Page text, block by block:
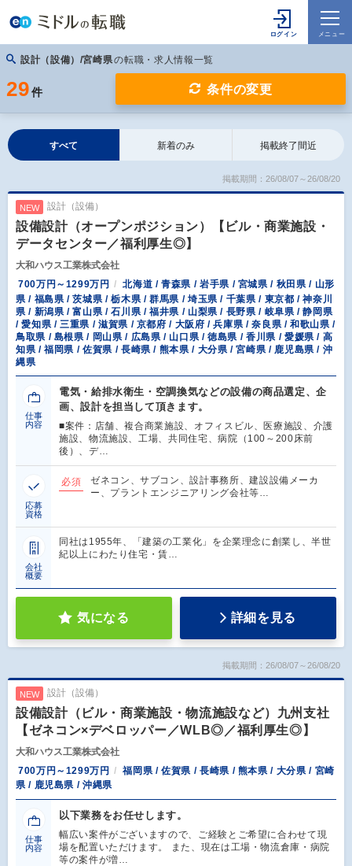
設計（設備）/宮崎県の転職・求人情報一覧
29 件 条件の変更
すべて 新着のみ 掲載終了間近
掲載期間：26/08/07～26/08/20
NEW 設計（設備）
設備設計（オープンポジション）【ビル・商業施設・
データセンター／福利厚生◎】
大和ハウス工業株式会社
700万円～1299万円
北海道 / 青森県 / 岩手県 / 宮城県 / 秋田県 / 山形
県 / 福島県 / 茨城県 / 栃木県 / 群馬県 / 埼玉県 / 千葉県 / 東京都 / 神奈川
県 / 新潟県 / 富山県 / 石川県 / 福井県 / 山梨県 / 長野県 / 岐阜県 / 静岡県
/ 愛知県 / 三重県 / 滋賀県 / 京都府 / 大阪府 / 兵庫県 / 奈良県 / 和歌山県 /
鳥取県 / 島根県 / 岡山県 / 広島県 / 山口県 / 徳島県 / 香川県 / 愛媛県 / 高
知県 / 福岡県 / 佐賀県 / 長崎県 / 熊本県 / 大分県 / 宮崎県 / 鹿児島県 / 沖
縄県
仕事
内容
電気・給排水衛生・空調換気などの設備の商品選定、企
画、設計を担当して頂きます。
■案件：店舗、複合商業施設、オフィスビル、医療施設、介護
施設、物流施設、工場、共同住宅、病院（100～200床前
後）、デ…
応募
資格
必須
ゼネコン、サブコン、設計事務所、建設設備メーカ
ー、プラントエンジニアリング会社等…
会社
概要
同社は1955年、「建築の工業化」を企業理念に創業し、半世
紀以上にわたり住宅・賃…
気になる 詳細を見る
掲載期間：26/08/07～26/08/20
NEW 設計（設備）
設備設計（ビル・商業施設・物流施設など）九州支社
【ゼネコン×デベロッパー／WLB◎／福利厚生◎】
大和ハウス工業株式会社
700万円～1299万円
福岡県 / 佐賀県 / 長崎県 / 熊本県 / 大分県 / 宮崎
県 / 鹿児島県 / 沖縄県
仕事
内容
以下業務をお任せします。
幅広い案件がございますので、ご経験とご希望に合わせて現
場を配置いただけます。 また、現在は工場・物流倉庫・病院
等の案件が増…